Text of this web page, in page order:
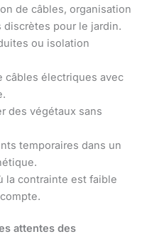
de câbles, organisation
pour le jardin.
ou isolation
câbles électriques avec
des végétaux sans
temporaires dans un
la contrainte est faible
attentes des